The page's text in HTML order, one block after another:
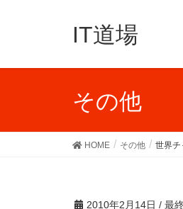
IT道場
その他
HOME その他 世界
2010年2月14日 / 最